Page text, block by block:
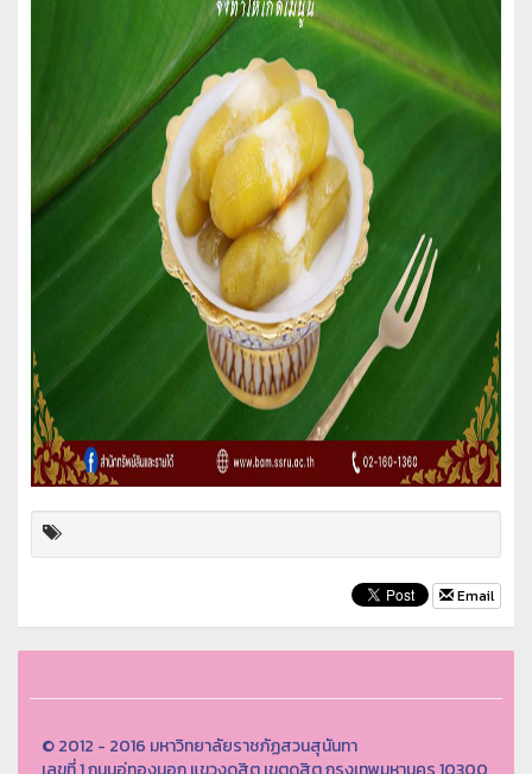
Email
© 2012 - 2016 มหาวิทยาลัยราชภัฏสวนสุนันทา